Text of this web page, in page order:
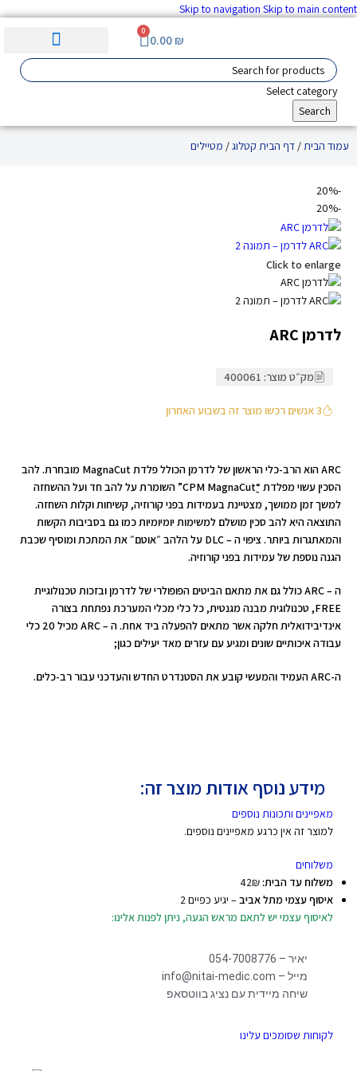
Skip to navigation Skip to main content
0.00 ₪
0
Select category
Search
עמוד הבית/ דף הבית קטלוג/ מטיילים
-20%
-20%
Click to enlarge
לדרמן ARC
מק״ט מוצר: 400061
3 אנשים רכשו מוצר זה בשבוע האחרון
ARC הוא הרב-כלי הראשון של לדרמן הכולל פלדת MagnaCut מובחרת. להב
הסכין עשוי מפלדת “CPM MagnaCutֳ” השומרת על להב חד ועל ההשחזה
למשך זמן ממושך, מצטיינת בעמידות בפני קורוזיה, קשיחות וקלות השחזה.
התוצאה היא להב סכין מושלם למשימות יומיומיות כמו גם בסביבות הקשות
והמאתגרות ביותר. ציפוי ה – DLC על הלהב ״אוטם״ את המתכת ומוסיף שכבת
הגנה נוספת של עמידות בפני קורוזיה.
ה – ARC כולל גם את מתאם הביטים הפופולרי של לדרמן ובזכות טכנולוגיית
FREE, טכנולוגית מבנה מגנטית, כל כלי מכלי המערכת נפתחת בצורה
אינדיבידואלית חלקה אשר מתאים להפעלה ביד אחת. ה – ARC מכיל 20 כלי
עבודה איכותיים שונים ומגיע עם עזרים מאד יעילים כגון;
ה-ARC העמיד והמעשי קובע את הסטנדרט החדש והעדכני עבור רב-כלים.
מידע נוסף אודות מוצר זה:
מאפיינים ותכונות נוספים
למוצר זה אין כרגע מאפיינים נוספים.
משלוחים
משלוח עד הבית:
איסוף עצמי מתל אביב– יגיע כפיים 2
לאיסוף עצמי יש לתאם מראש הגעה, ניתן לפנות אלינו:
יאיר – 054-7008776
מייל – info@nitai-medic.com
שיחה מיידית עם נציג בווטסאפ
לקוחות שסומכים עלינו